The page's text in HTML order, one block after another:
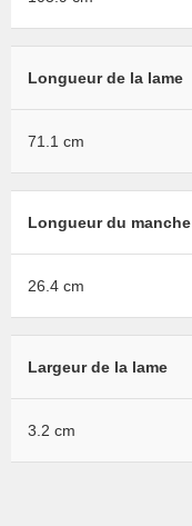
Longueur de la lame
71.1 cm
Longueur du manche
26.4 cm
Largeur de la lame
3.2 cm